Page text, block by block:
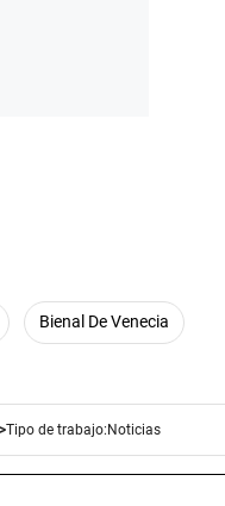
Bienal De Venecia
Tipo de trabajo:Noticias